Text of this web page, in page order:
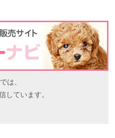
は、
しています。